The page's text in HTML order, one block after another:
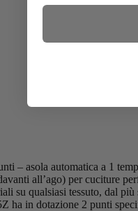
– asola automatica a 1
all’ago) per cuciture
su qualsiasi tessuto, dal
ha in dotazione 2 punti